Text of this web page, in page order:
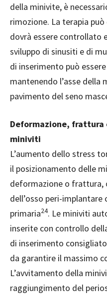
della minivite, è
rimozione. La terapia
dovrà essere controllato
sviluppo di sinusiti e di
di inserimento può
mantenendo l’asse della
pavimento del seno
Deformazione,
miniviti
L’aumento dello stress
il posizionamento delle
deformazione o
dell’osso peri-
primaria24. Le miniviti
inserite con controllo
di inserimento
da garantire il massimo
L’avvitamento della
raggiungimento del